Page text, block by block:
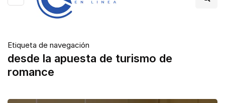
Etiqueta de navegación
desde la apuesta de turismo de
romance